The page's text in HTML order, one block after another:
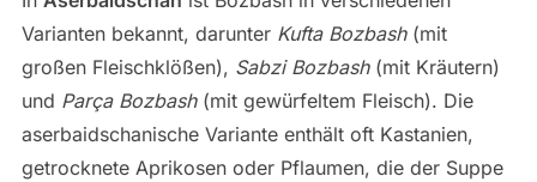
Varianten bekannt, darunter Kufta Bozbash(mit
großen Fleischklößen), Sabzi Bozbash(mit Kräutern)
und Parça Bozbash(mit gewürfeltem Fleisch). Die
aserbaidschanische Variante enthält oft Kastanien,
getrocknete Aprikosen oder Pflaumen, die der Suppe